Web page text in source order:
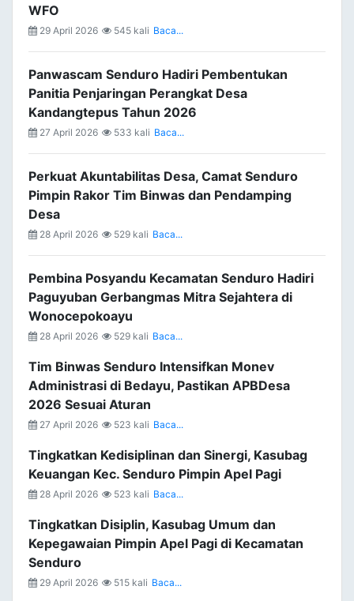
WFO
29 April 2026 545 kali Baca...
Panwascam Senduro Hadiri Pembentukan
Panitia Penjaringan Perangkat Desa
Kandangtepus Tahun 2026
27 April 2026 533 kali Baca...
Perkuat Akuntabilitas Desa, Camat Senduro
Pimpin Rakor Tim Binwas dan Pendamping
Desa
28 April 2026 529 kali Baca...
Pembina Posyandu Kecamatan Senduro Hadiri
Paguyuban Gerbangmas Mitra Sejahtera di
Wonocepokoayu
28 April 2026 529 kali Baca...
Tim Binwas Senduro Intensifkan Monev
Administrasi di Bedayu, Pastikan APBDesa
2026 Sesuai Aturan
27 April 2026 523 kali Baca...
Tingkatkan Kedisiplinan dan Sinergi, Kasubag
Keuangan Kec. Senduro Pimpin Apel Pagi
28 April 2026 523 kali Baca...
Tingkatkan Disiplin, Kasubag Umum dan
Kepegawaian Pimpin Apel Pagi di Kecamatan
Senduro
29 April 2026 515 kali Baca...